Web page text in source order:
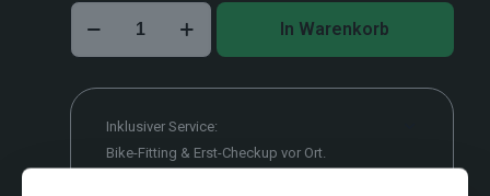
Bottecchia
Gravel
SL
56
cm
Menge
In Warenkorb
Inklusiver Service:
Bike-Fitting & Erst-Checkup vor Ort.